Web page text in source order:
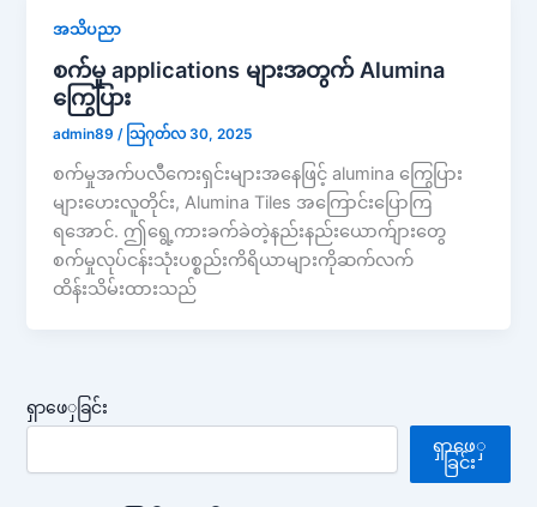
အသိပညာ
စက်မှု applications များအတွက် Alumina
ကြွေပြား
admin89/ သြဂုတ်လ 30, 2025
စက်မှုအက်ပလီကေးရှင်းများအနေဖြင့် alumina ကြွေပြား
များဟေးလူတိုင်း, Alumina Tiles အကြောင်းပြောကြ
ရအောင်. ဤရွေ့ကားခက်ခဲတဲ့နည်းနည်းယောက်ျားတွေ
စက်မှုလုပ်ငန်းသုံးပစ္စည်းကိရိယာများကိုဆက်လက်
ထိန်းသိမ်းထားသည်
ရှာဖေှခြင်း
ရှာဖေှ
ခြင်း